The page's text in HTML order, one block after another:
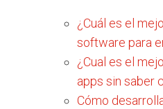
¿Cuál es el
software para
¿Cual es el
apps sin saber
Cómo